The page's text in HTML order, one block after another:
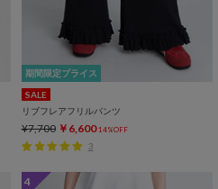
期間限定プライス
SALE
リブフレアフリルパンツ
¥7,700 ￥6,600 14%OFF
3
4